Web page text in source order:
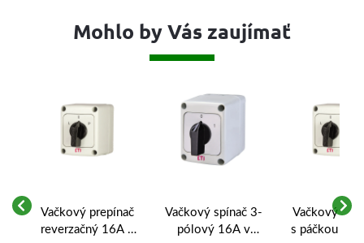
Mohlo by Vás zaujímať
Vačkový prepínač
reverzačný 16A v
Vačkový spínač 3-
pólový 16A v
Vačkový
s páčkou a